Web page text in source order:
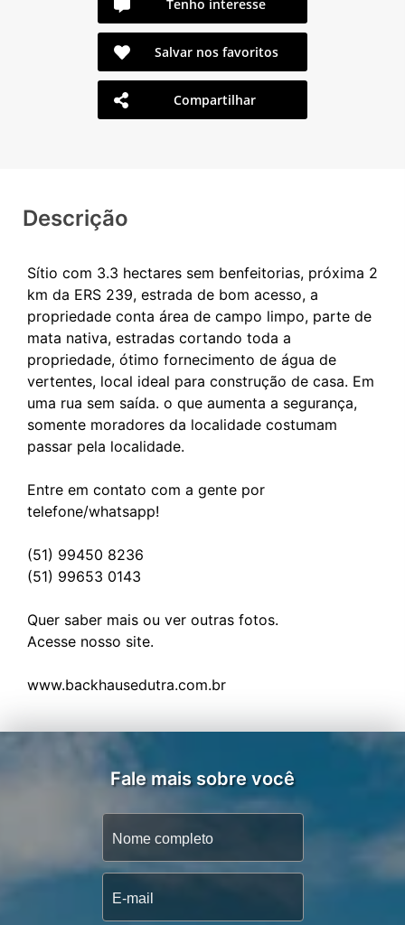
Tenho interesse
Salvar nos favoritos
Compartilhar
Descrição
Sítio com 3.3 hectares sem benfeitorias, próxima 2
km da ERS 239, estrada de bom acesso, a
propriedade conta área de campo limpo, parte de
mata nativa, estradas cortando toda a
propriedade, ótimo fornecimento de água de
vertentes, local ideal para construção de casa. Em
uma rua sem saída. o que aumenta a segurança,
somente moradores da localidade costumam
passar pela localidade.
Entre em contato com a gente por
telefone/whatsapp!
(51) 99450 8236
(51) 99653 0143
Quer saber mais ou ver outras fotos.
Acesse nosso site.
Fale mais sobre você